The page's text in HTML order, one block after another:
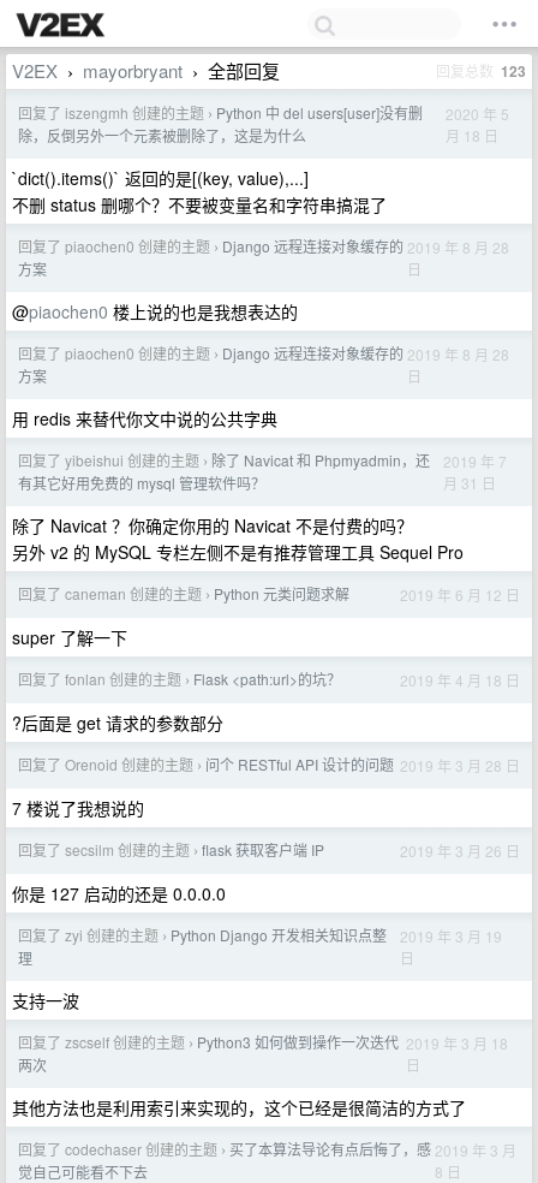
V2EX › mayorbryant › 全部回复 回复总数 123
回复了 iszengmh 创建的主题 › Python 中 del users[user]没有删
除，反倒另外一个元素被删除了，这是为什么
2020 年 5
月 18 日
`dict().items()` 返回的是[(key, value),...]
不删 status 删哪个？不要被变量名和字符串搞混了
回复了 piaochen0 创建的主题 › Django 远程连接对象缓存的
方案
2019 年 8 月 28
日
@piaochen0 楼上说的也是我想表达的
回复了 piaochen0 创建的主题 › Django 远程连接对象缓存的
方案
2019 年 8 月 28
日
用 redis 来替代你文中说的公共字典
回复了 yibeishui 创建的主题 › 除了 Navicat 和 Phpmyadmin，还
有其它好用免费的 mysql 管理软件吗？
2019 年 7
月 31 日
除了 Navicat ？你确定你用的 Navicat 不是付费的吗？
另外 v2 的 MySQL 专栏左侧不是有推荐管理工具 Sequel Pro
回复了 caneman 创建的主题 › Python 元类问题求解 2019 年 6 月 12 日
super 了解一下
回复了 fonlan 创建的主题 › Flask <path:url>的坑？ 2019 年 4 月 18 日
?后面是 get 请求的参数部分
回复了 Orenoid 创建的主题 › 问个 RESTful API 设计的问题 2019 年 3 月 28 日
7 楼说了我想说的
回复了 secsilm 创建的主题 › flask 获取客户端 IP 2019 年 3 月 26 日
你是 127 启动的还是 0.0.0.0
回复了 zyi 创建的主题 › Python Django 开发相关知识点整
理
2019 年 3 月 19
日
支持一波
回复了 zscself 创建的主题 › Python3 如何做到操作一次迭代
两次
2019 年 3 月 18
日
其他方法也是利用索引来实现的，这个已经是很简洁的方式了
回复了 codechaser 创建的主题 › 买了本算法导论有点后悔了，感
觉自己可能看不下去
2019 年 3 月
8 日